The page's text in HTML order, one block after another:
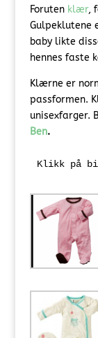
Foruten klær,
Gulpeklutene
baby likte
hennes faste
Klærne er
passformen.
unisexfarger.
Ben.
Klikk på